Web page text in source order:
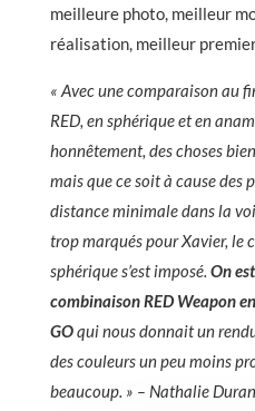
meilleure photo, meilleur
réalisation, meilleur
« Avec une comparaison au
RED, en sphérique et en
honnêtement, des choses
mais que ce soit à cause des
distance minimale dans la
trop marqués pour Xavier, le
sphérique s’est imposé. On
combinaison RED Weapon
GOqui nous donnait un
des couleurs un peu moins
beaucoup. » – Nathalie